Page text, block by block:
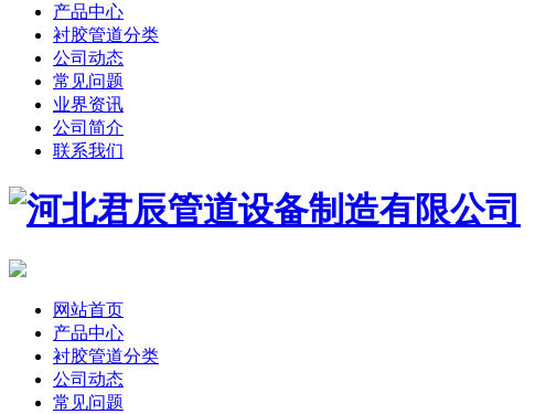
产品中心
衬胶管道分类
公司动态
常见问题
业界资讯
公司简介
联系我们
网站首页
产品中心
衬胶管道分类
公司动态
常见问题